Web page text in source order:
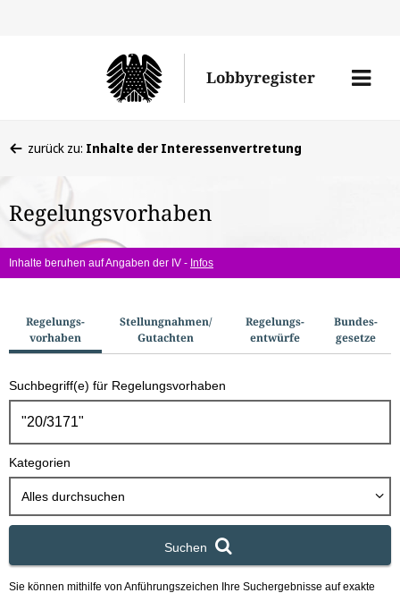
den
Lobbyregister
Menü
befinden
hier:
zurück zu: Inhalte der Interessenvertretung
Regelungsvorhaben
Inhalte beruhen auf Angaben der IV - Infos
u
c
h
o
Regelungs­
vorhaben
Stellungnahmen/​
Gutachten
Regelungs­
entwürfe
Bundes­
gesetze
Suchbegriff(e) für Regelungsvorhaben
Kategorien
Alles durchsuchen
Suchen
Sie können mithilfe von Anführungszeichen Ihre Suchergebnisse auf exakte